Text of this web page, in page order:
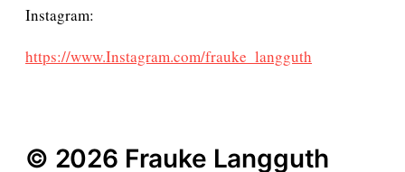
Instagram:
https://www.Instagram.com/frauke_langguth
© 2026 Frauke Langguth